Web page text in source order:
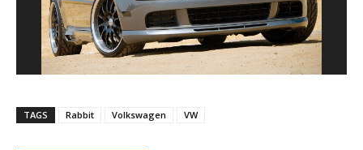
TAGS Rabbit Volkswagen VW